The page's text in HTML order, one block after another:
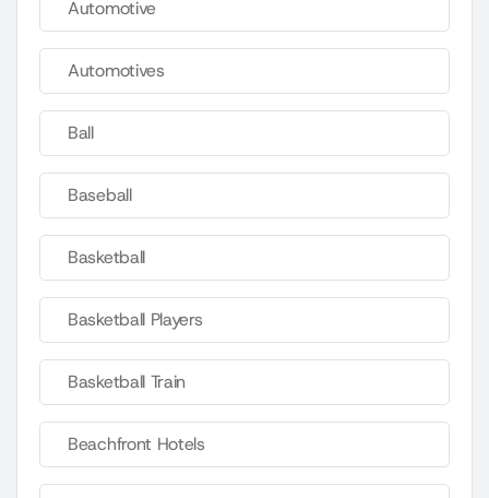
Automotive
Automotives
Ball
Baseball
Basketball
Basketball Players
Basketball Train
Beachfront Hotels